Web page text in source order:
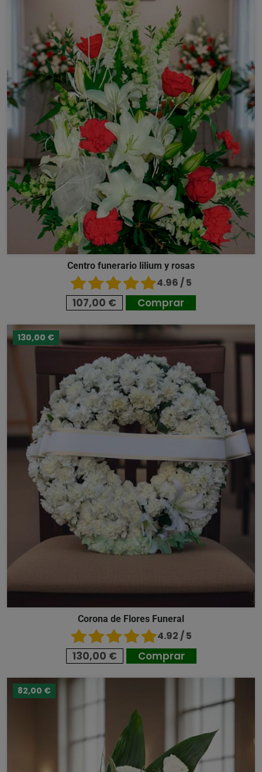
Centro funerario lilium y rosas
4.96 / 5
107,00 € Comprar
130,00 €
Corona de Flores Funeral
4.92 / 5
130,00 € Comprar
82,00 €